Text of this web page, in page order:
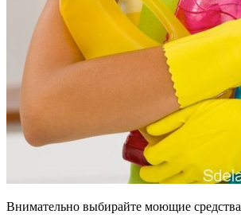
Внимательно выбирайте моющие средства